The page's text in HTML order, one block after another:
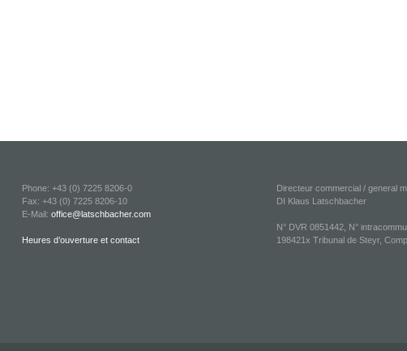
Phone: +43 (0) 7225 8206-0
Fax: +43 (0) 7225 8206-10
E-Mail:office@latschbacher.com
Heures d’ouverture et contact
Directeur commercial / general
DI Klaus Latschbacher
N° DVR 0851442, N°
198421x Tribunal de Steyr,